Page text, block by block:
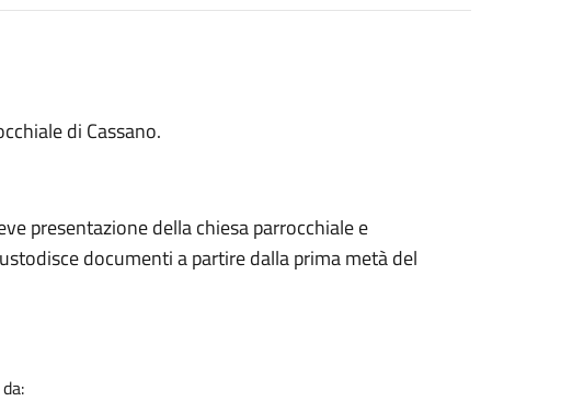
di Cassano.
presentazione della chiesa parrocchiale e
documenti a partire dalla prima metà del